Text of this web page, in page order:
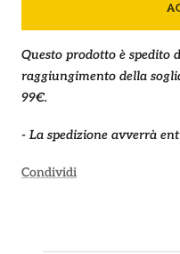
Questo prodotto è spedito
raggiungimento della
99€.
- La spedizione avverrà
Condividi